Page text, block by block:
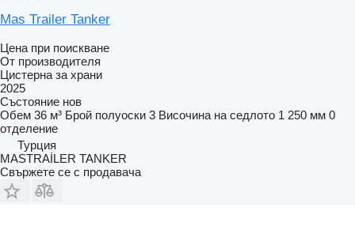
Mas Trailer Tanker
Цена при поискване
От производителя
Цистерна за храни
2025
Състояние нов
Обем 36 м³ Брой полуоски 3 Височина на седлото 1 250 мм 0
отделение
Турция
MASTRAİLER TANKER
Свържете се с продавача